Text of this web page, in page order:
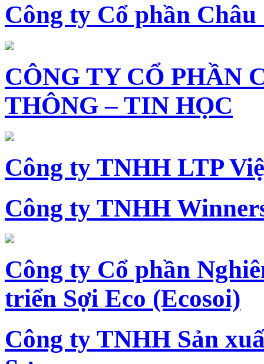
Công ty Cổ phần Châu
CÔNG TY CỔ PHẦN
THÔNG – TIN HỌC
Công ty TNHH LTP
Công ty TNHH
Công ty Cổ phần
triển Sợi Eco (Ecosoi)
Công ty TNHH Sản